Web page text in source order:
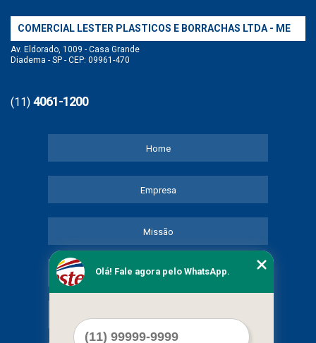
COMERCIAL LESTER PLASTICOS E BORRACHAS LTDA - ME
Av. Eldorado, 1009 - Casa Grande
Diadema - SP - CEP: 09961-470
(11) 4061-1200
Home
Empresa
Missão
Serviços
Olá! Fale agora pelo WhatsApp.